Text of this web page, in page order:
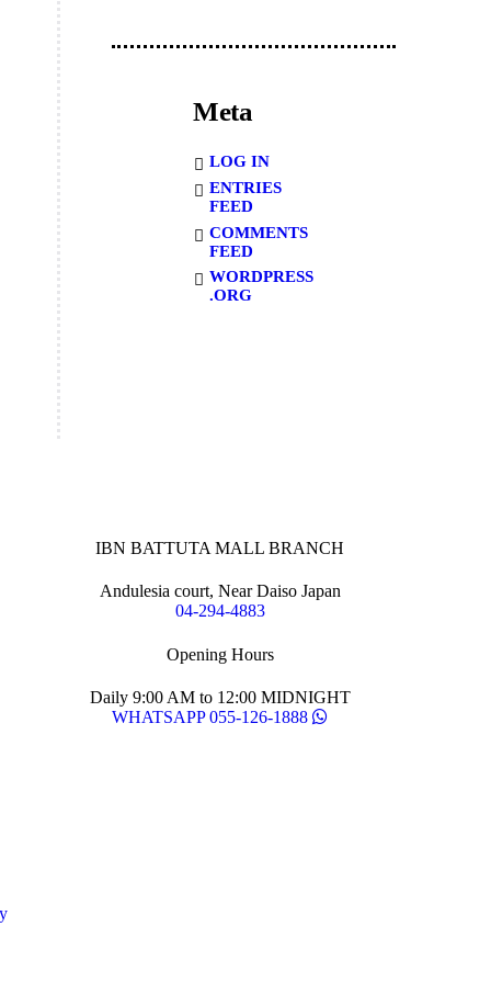
Meta
LOG IN
ENTRIES
FEED
COMMENTS
FEED
WORDPRESS
.ORG
IBN BATTUTA MALL BRANCH
Andulesia court, Near Daiso Japan
04-294-4883
Opening Hours
Daily 9:00 AM to 12:00 MIDNIGHT
WHATSAPP 055-126-1888